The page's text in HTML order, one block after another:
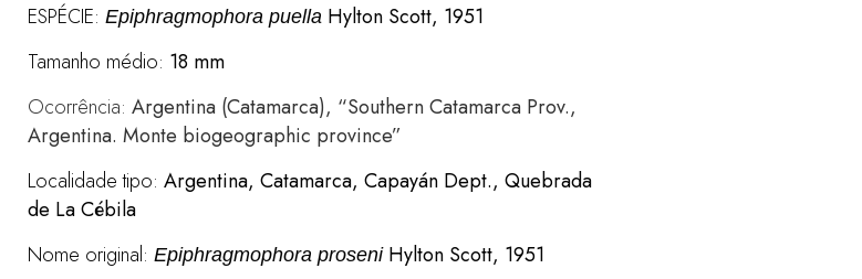
ESPÉCIE: Epiphragmophora puella Hylton Scott, 1951
Tamanho médio: 18 mm
Ocorrência: Argentina (Catamarca), “Southern Catamarca Prov.,
Argentina. Monte biogeographic province”
Localidade tipo: Argentina, Catamarca, Capayán Dept., Quebrada
de La Cébila
Nome original: Epiphragmophora proseniHylton Scott, 1951